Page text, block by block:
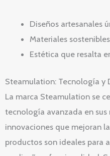
Diseños artesanales
Materiales
Estética que resalta
Steamulation: Tecnología y
La marca Steamulation se
tecnología avanzada en
innovaciones que mejoran
productos son ideales para